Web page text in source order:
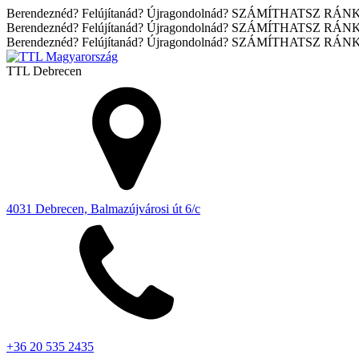
Berendeznéd? Felújítanád? Újragondolnád? SZÁMÍTHATSZ
Berendeznéd? Felújítanád? Újragondolnád? SZÁMÍTHATSZ
Berendeznéd? Felújítanád? Újragondolnád? SZÁMÍTHATSZ
TTL Debrecen
4031 Debrecen, Balmazújvárosi út 6/c
+36 20 535 2435